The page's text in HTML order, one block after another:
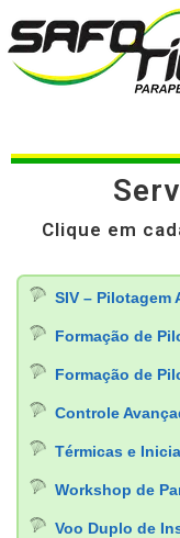
Clique em
SIV – Pilotagem
Formação de
Formação de
Controle
Térmicas e
Workshop de
Voo Duplo de